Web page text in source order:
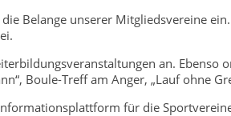
Belange unserer Mitgliedsvereine
an.
Boule-Treff am Anger, „Lauf ohne
für die